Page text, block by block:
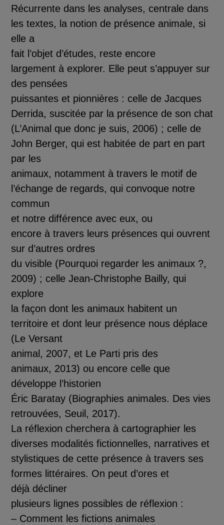
Récurrente dans les analyses, centrale dans
les textes, la notion de présence animale, si
elle a
fait l’objet d’études, reste encore
largement à explorer. Elle peut s’appuyer sur
des pensées
puissantes et pionnières : celle de Jacques
Derrida, suscitée par la présence de son chat
(L’Animal que donc je suis, 2006) ; celle de
John Berger, qui est habitée de part en part
par les
animaux, notamment à travers le motif de
l’échange de regards, qui convoque notre
commun
et notre différence avec eux, ou
encore à travers leurs présences qui ouvrent
sur d’autres ordres
du visible (Pourquoi regarder les animaux ?,
2009) ; celle Jean-Christophe Bailly, qui
explore
la façon dont les animaux habitent un
territoire et dont leur présence nous déplace
(Le Versant
animal , 2007, et Le Parti pris des
animaux, 2013) ou encore celle que
développe l’historien
Éric Baratay (Biographies animales. Des vies
retrouvées, Seuil, 2017).
La réflexion cherchera à cartographier les
diverses modalités fictionnelles, narratives et
stylistiques de cette présence à travers ses
formes littéraires. On peut d’ores et
déjà décliner
plusieurs lignes possibles de réflexion :
– Comment les fictions animales